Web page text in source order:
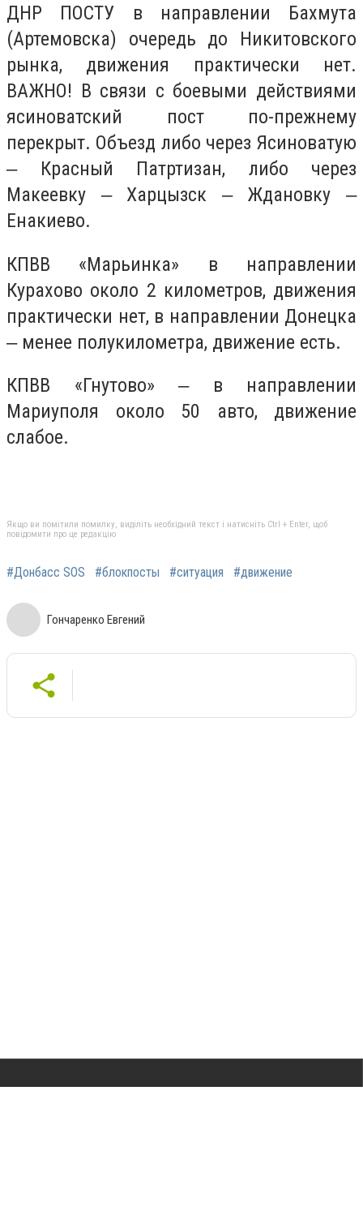
ДНР ПОСТУ в направлении Бахмута
(Артемовска) очередь до Никитовского
рынка, движения практически нет.
ВАЖНО! В связи с боевыми действиями
ясиноватский пост по-прежнему
перекрыт. Объезд либо через Ясиноватую
‒ Красный Патртизан, либо через
Макеевку ‒ Харцызск ‒ Ждановку ‒
Енакиево.
КПВВ «Марьинка» в направлении
Курахово около 2 километров, движения
практически нет, в направлении Донецка
‒ менее полукилометра, движение есть.
КПВВ «Гнутово» ‒ в направлении
Мариуполя около 50 авто, движение
слабое.
Якщо ви помітили помилку, виділіть необхідний текст і натисніть Ctrl + Enter, щоб
повідомити про це редакцію
#Донбасс SOS #блокпосты #ситуация #движение
Гончаренко Евгений